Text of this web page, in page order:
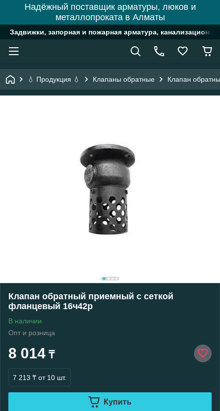
Надёжный поставщик арматуры, люков и
металлопроката в Алматы
Задвижки, запорная и пожарная арматура,
💧 Продукция 💧 Клапаны обратные Клапан
Клапан обратный приемный с сеткой
фланцевый 16ч42р
В наличии
Опт и розница
8 014 ₸
7 213 ₸ от 10 шт.
Купить